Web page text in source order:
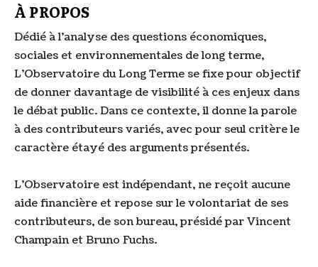
À PROPOS
Dédié à l'analyse des questions économiques,
sociales et environnementales de long terme,
L'Observatoire du Long Terme se fixe pour objectif
de donner davantage de visibilité à ces enjeux dans
le débat public. Dans ce contexte, il donne la parole
à des contributeurs variés, avec pour seul critère le
caractère étayé des arguments présentés.
L'Observatoire est indépendant, ne reçoit aucune
aide financière et repose sur le volontariat de ses
contributeurs, de son bureau, présidé par Vincent
Champain et Bruno Fuchs.